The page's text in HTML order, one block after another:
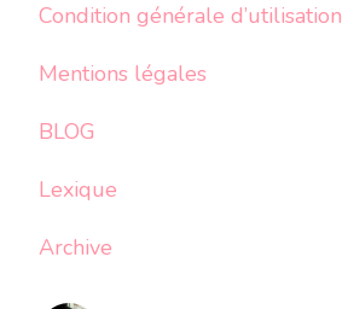
Condition générale d’utilisation
Mentions légales
BLOG
Lexique
Archive